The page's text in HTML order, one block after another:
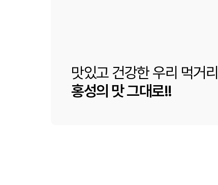
맛있고 건강한 우리 먹거리
홍성의 맛 그대로!!